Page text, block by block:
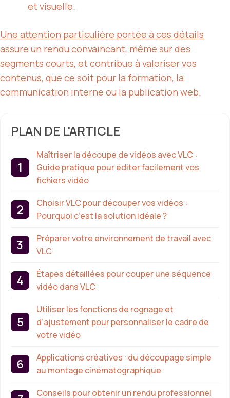
et visuelle.
Une attention particulière portée à ces détails
assure un rendu convaincant, même sur des
segments courts, et contribue à valoriser vos
contenus, que ce soit pour la formation, la
communication interne ou la publication web.
PLAN DE L'ARTICLE
Maîtriser la découpe de vidéos avec VLC :
Guide pratique pour éditer facilement vos
fichiers vidéo
Choisir VLC pour découper vos vidéos :
Pourquoi c’est la solution idéale ?
Préparer votre environnement de travail avec
VLC
Étapes détaillées pour couper une séquence
vidéo dans VLC
Utiliser les fonctions de rognage et
d’ajustement pour personnaliser le cadre de
votre vidéo
Applications créatives : du découpage simple
au montage cinématographique
Conseils pour obtenir un rendu professionnel